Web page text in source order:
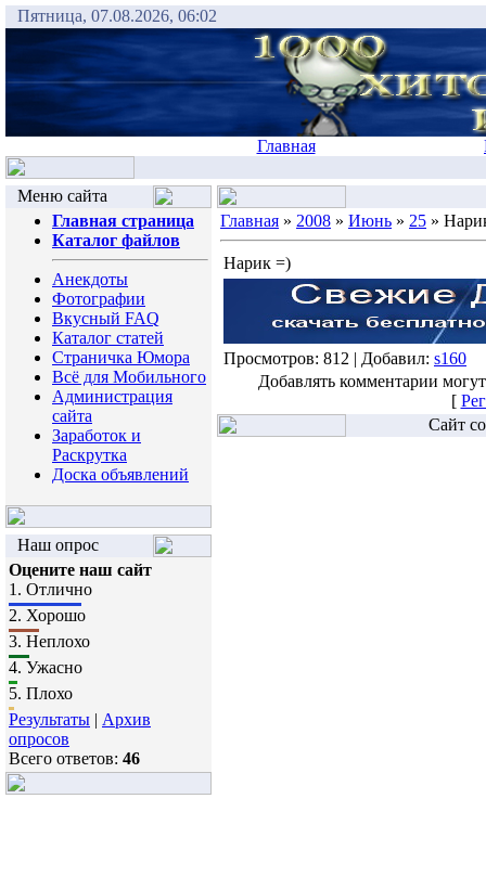
Пятница, 07.08.2026, 06:02
Главная
Меню сайта
Главная страница
Каталог файлов
Анекдоты
Фотографии
Вкусный FAQ
Каталог статей
Страничка Юмора
Всё для Мобильного
Администрация
сайта
Заработок и
Раскрутка
Доска объявлений
Наш опрос
Оцените наш сайт
1. Отлично
2. Хорошо
3. Неплохо
4. Ужасно
5. Плохо
Результаты | Архив
опросов
Всего ответов: 46
Главная » 2008 » Июнь » 25 »
Нарик =)
Просмотров: 812 | Добавил: s160
Добавлять комментарии
[
Сайт